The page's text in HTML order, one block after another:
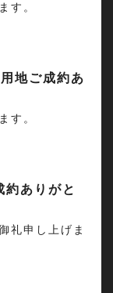
す。
地ご成約あ
す。
約ありがと
礼申し上げま